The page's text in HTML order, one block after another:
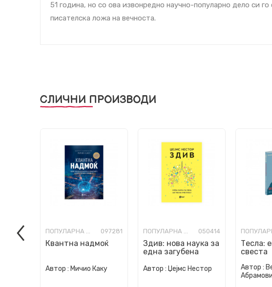
51 година, но со ова извонредно научно-популарно дело си
писателска ложа на вечноста.
СЛИЧНИ ПРОИЗВОДИ
ПОПУЛАРНА НАУКА 097281
Квантна надмоќ
Автор : Мичио Каку
ПОПУЛАРНА НАУКА 050414
Здив: нова наука за
една загубена
Автор : Џејмс Нестор
Тесла:
свеста
Автор :